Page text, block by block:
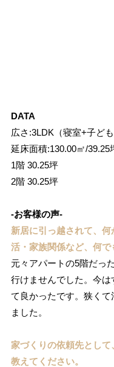
DATA
広さ:3LDK（寝室+子ど
延床面積:130.00㎡/39.25
1階 30.25坪
2階 30.25坪
-お客様の声-
新居に引っ越されて、
活・家族関係など、何で
元々アパートの5階だっ
行けませんでした。今
て良かったです。狭く
ました。
家づくりの依頼先とし
教えてください。